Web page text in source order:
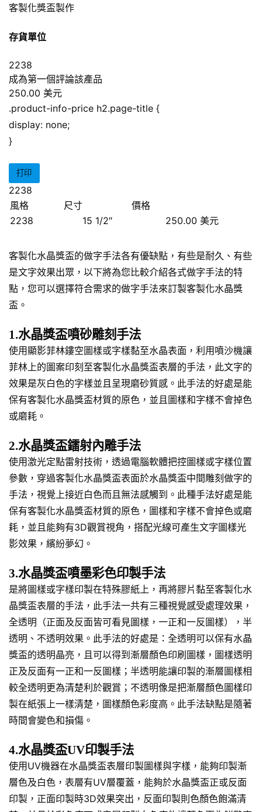
客製化獎盃製作
存貨單位
2238
成為第一個評論該產品
250.00 美元
.product-info-price h2.page-title {
display: none;
}
打印
2238
風格
尺寸
價格
2238
15 1/2″ 250.00 美元
客製化水晶獎盃的做字手法各有優缺點，有些是耐久、有些
是文字效果出眾，以下將為您比較介紹各式做字手法的特
點，您可以選擇符合需求的做字手法來訂製客製化水晶獎
盃。
1.水晶獎盃噴砂雕刻手法
使用顯影菲林鏤空圖樣或字樣黏至水晶表面，利用噴沙機讓
菲林上的圖案印刻至客製化水晶獎盃表層的手法，此文字的
效果是灰白色的字樣並且呈現磨砂質感。此手法的好處是能
保有客製化水晶獎盃材質的原色，並且圖樣和字樣不會掉色
或磨耗。
2.水晶獎盃鐳射內雕手法
使用激光定點雷射技術，透過電腦軟體把控圖樣或字樣位置
參數，穿過客製化水晶獎盃表面於水晶獎盃中間雕刻做字的
手法，視覺上接近白色而且無法感觸到。此種手法好處是能
保有客製化水晶獎盃材質的原色，圖樣和字樣不會掉色或磨
耗，並且能夠有3D觀賞視角，搭配光線可產生文字圖樣光
影效果，繽紛夢幻。
3.水晶獎盃噴墨彩色印製手法
是將圖樣或字樣印製在特殊膠紙上，再將膠片黏至客製化水
晶獎盃表層的手法，此手法一共有三種視覺感受處理效果，
全透明（正面及反面皆可看見圖樣，一正和一反圖樣），半
透明、不透明效果。此手法的好處是：全透明可以保有水晶
獎盃的透明晶亮，且可以得到漸層顏色印刷圖樣，圖樣透明
正及反面有一正和一反圖樣；半透明能讓印製的漸層圖樣相
較全透明更為清楚利於觀賞；不透明像是把漸層顏色圖樣印
製在紙張上一樣清楚，圖樣顏色彩度高。此手法缺點是隨著
時間會變色和損傷。
4.水晶獎盃UV印製手法
使用UV機器在水晶獎盃表層印製圖樣與字樣，能夠印製漸
層色及白色，表層有UV層覆蓋，能夠於水晶獎盃正或反面
印製，正面印製時3D效果突出，反面印製則色顏色飽滿清